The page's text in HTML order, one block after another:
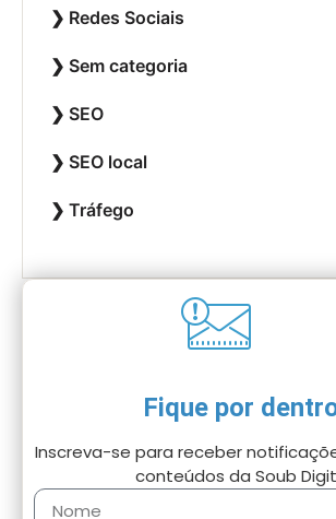
Redes Sociais
Sem categoria
SEO
SEO local
Tráfego
Fique por
Inscreva-se para receber
conteúdos da Soub